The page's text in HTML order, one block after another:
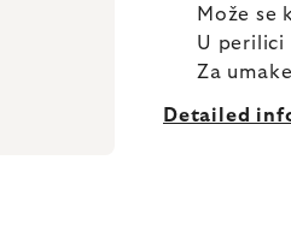
Može se
U perilici
Za
Detailed